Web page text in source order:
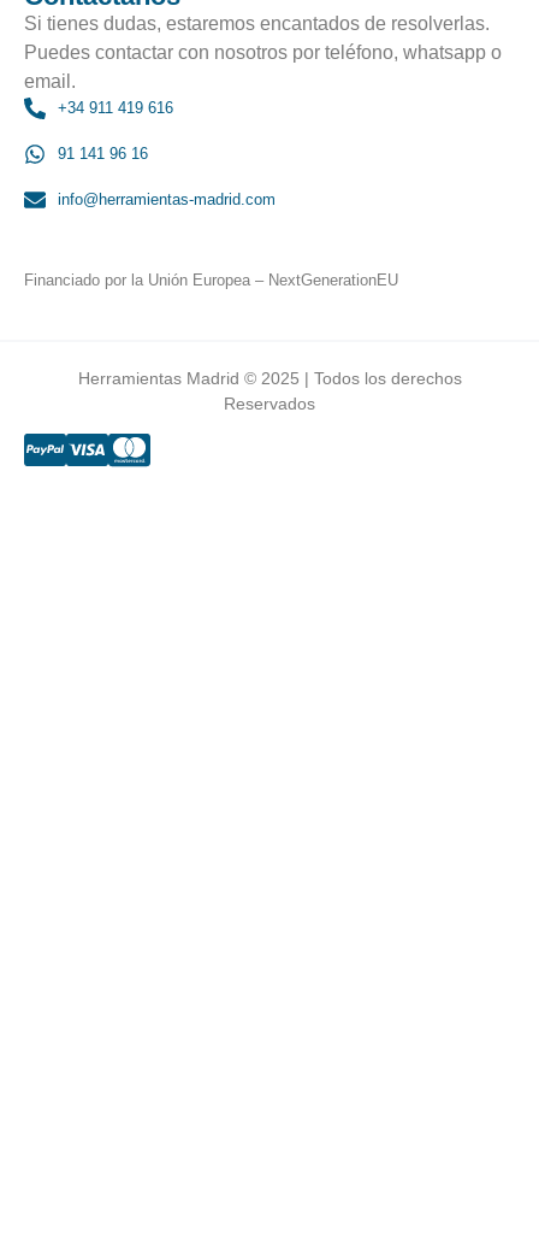
Si tienes dudas, estaremos encantados de resolverlas.
Puedes contactar con nosotros por teléfono, whatsapp o
email.
+34 911 419 616
91 141 96 16
info@herramientas-madrid.com
Financiado por la Unión Europea – NextGenerationEU
Herramientas Madrid © 2025 | Todos los derechos
Reservados